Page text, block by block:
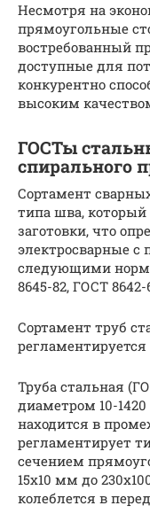
Несмотря на
прямоугольные
востребованный
доступные для
конкурентно
высоким
ГОСТы
спирального
Сортамент
типа шва,
заготовки, что
электросварные
следующими
8645-82, ГОСТ
Сортамент труб
регламентируется
Труба стальная
диаметром 10-
находится в
регламентирует
сечением
15х10 мм до
колеблется в